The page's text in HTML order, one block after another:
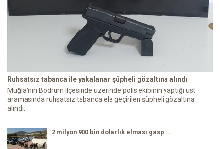
Ruhsatsız tabanca ile yakalanan şüpheli gözaltına alındı
Muğla'nın Bodrum ilçesinde üzerinde polis ekibinin yaptığı üst
aramasında ruhsatsız tabanca ele geçirilen şüpheli gözaltına
alındı.
2 milyon 900 bin dolarlık elması gasp ...